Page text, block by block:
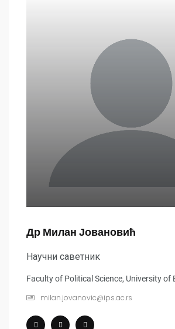
Др Милан Јовановић
Научни саветник
Faculty of Political Science, University of
milan.jovanovic@ips.ac.rs